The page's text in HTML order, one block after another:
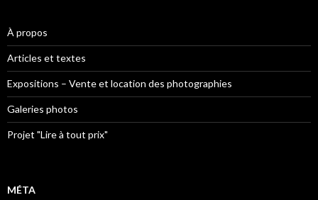
À propos
Articles et textes
Expositions – Vente et location des photographies
Galeries photos
Projet "Lire à tout prix"
MÉTA